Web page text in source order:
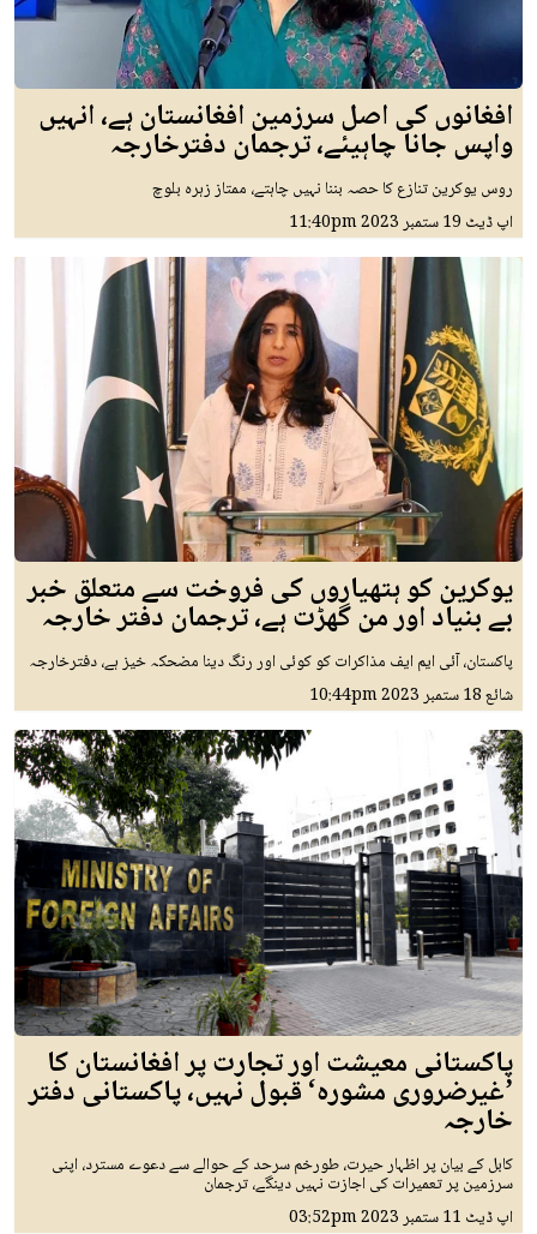
افغانوں کی اصل سرزمین افغانستان ہے، انہیں
واپس جانا چاہیئے، ترجمان دفترخارجہ
روس یوکرین تنازع کا حصہ بننا نہیں چاہتے، ممتاز زہرہ بلوچ
اپ ڈیٹ 19 ستمبر 2023 11:40pm
یوکرین کو ہتھیاروں کی فروخت سے متعلق خبر
بے بنیاد اور من گھڑت ہے، ترجمان دفتر خارجہ
پاکستان، آئی ایم ایف مذاکرات کو کوئی اور رنگ دینا مضحکہ خیز ہے، دفترخارجہ
شائع18 ستمبر 2023 10:44pm
پاکستانی معیشت اور تجارت پر افغانستان کا
’غیرضروری مشورہ‘ قبول نہیں، پاکستانی دفتر
خارجہ
کابل کے بیان پر اظہار حیرت، طورخم سرحد کے حوالے سے دعوے مسترد، اپنی
سرزمین پر تعمیرات کی اجازت نہیں دینگے، ترجمان
اپ ڈیٹ 11 ستمبر 2023 03:52pm